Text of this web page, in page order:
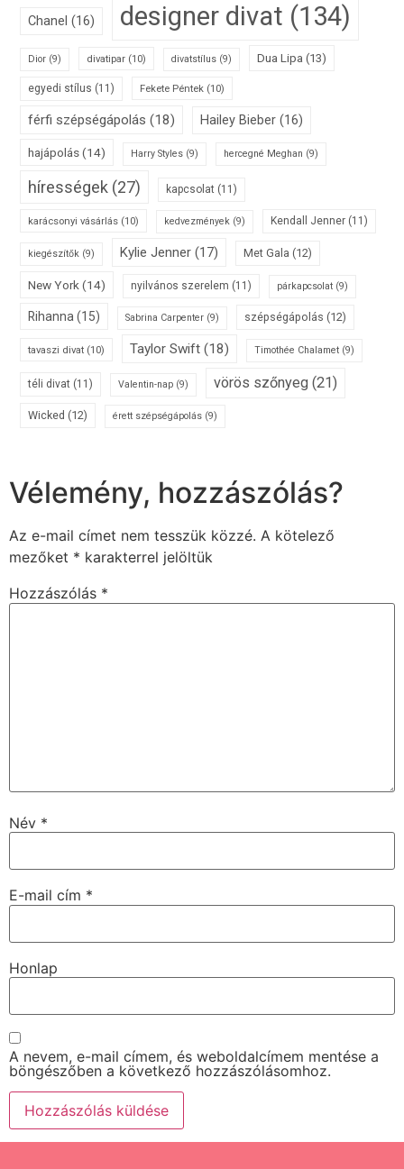
Chanel (16) designer divat (134)
Dior (9) divatipar (10) divatstílus (9) Dua Lipa (13)
egyedi stílus (11) Fekete Péntek (10)
férfi szépségápolás (18) Hailey Bieber (16)
hajápolás(14) Harry Styles (9) hercegné Meghan (9)
hírességek (27) kapcsolat (11)
karácsonyi vásárlás (10) kedvezmények (9) Kendall Jenner (11)
kiegészítők (9) Kylie Jenner (17) Met Gala (12)
New York(14) nyilvános szerelem (11) párkapcsolat (9)
Rihanna(15) Sabrina Carpenter (9) szépségápolás (12)
tavaszi divat (10) Taylor Swift (18) Timothée Chalamet (9)
téli divat (11) Valentin-nap (9) vörös szőnyeg (21)
Wicked (12) érett szépségápolás (9)
Vélemény, hozzászólás?
Az e-mail címet nem tesszük közzé. A kötelező
mezőket * karakterrel jelöltük
Hozzászólás *
Név *
E-mail cím *
Honlap
A nevem, e-mail címem, és weboldalcímem mentése a
böngészőben a következő hozzászólásomhoz.